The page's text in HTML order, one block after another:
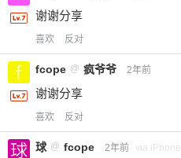
谢谢分享
喜欢 反对
fcope @ 疯爷爷 2年前
谢谢分享
喜欢 反对
球 @ fcope 2年前 via iPhone